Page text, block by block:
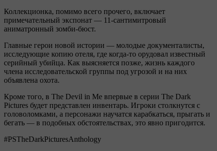
Коллекционка, помимо всего прочего, включает
примечательный экспонат — 11-сантимитровый
аниматронный зомби-бюст.
Главные герои новой истории — молодые документалисты,
исследующие копию отеля, где когда-то орудовал известный
серийный убийца. Как выясняется позже, жизнь каждого
члена исследовательской группы под угрозой и на них
объявлена охота.
Кроме того, в The Devil in Me впервые в серии The Dark
Pictures будет представлен инвентарь. Игроки столкнутся с
головоломками, а персонажи научатся карабкаться, прыгать и
бегать — в подобных обстоятельствах, это явно пригодится.
#PSTheDarkPicturesAnthology